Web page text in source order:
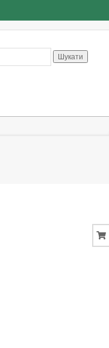
Шукати